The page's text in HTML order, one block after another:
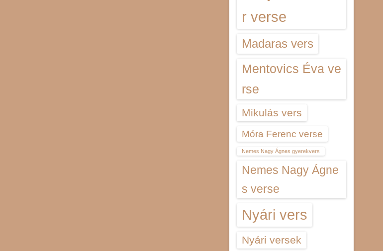
r verse
Madaras vers
Mentovics Éva ve
rse
Mikulás vers
Móra Ferenc verse
Nemes Nagy Ágnes gyerekvers
Nemes Nagy Ágne
s verse
Nyári vers
Nyári versek